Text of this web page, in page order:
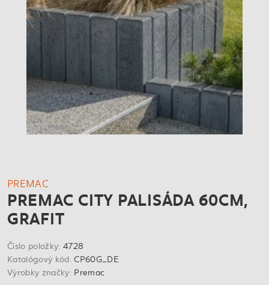
PREMAC
PREMAC CITY PALISÁDA 60CM,
GRAFIT
Číslo položky: 4728
Katalógový kód:CP60G_DE
Výrobky značky: Premac